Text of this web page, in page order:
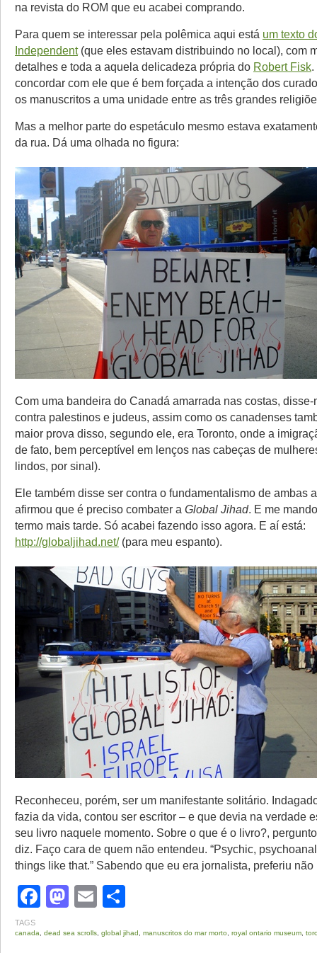
na revista do ROM que eu acabei comprando.
Para quem se interessar pela polêmica aqui está um texto
Independent(que eles estavam distribuindo no local), com
detalhes e toda a aquela delicadeza própria do Robert Fisk.
concordar com ele que é bem forçada a intenção dos
os manuscritos a uma unidade entre as três grandes
Mas a melhor parte do espetáculo mesmo estava
da rua. Dá uma olhada no figura:
Com uma bandeira do Canadá amarrada nas costas,
contra palestinos e judeus, assim como os canadenses
maior prova disso, segundo ele, era Toronto, onde a
de fato, bem perceptível em lenços nas cabeças de
lindos, por sinal).
Ele também disse ser contra o fundamentalismo de ambas
afirmou que é preciso combater a Global Jihad. E me
termo mais tarde. Só acabei fazendo isso agora. E aí está:
http://globaljihad.net/(para meu espanto).
Reconheceu, porém, ser um manifestante solitário.
fazia da vida, contou ser escritor – e que devia na verdade
seu livro naquele momento. Sobre o que é o livro?,
diz. Faço cara de quem não entendeu. “Psychic,
things like that.” Sabendo que eu era jornalista, preferiu
Facebook
Mastodon
Email
TAGS
canada dead sea scrolls global jihad manuscritos do mar morto royal ontario museum